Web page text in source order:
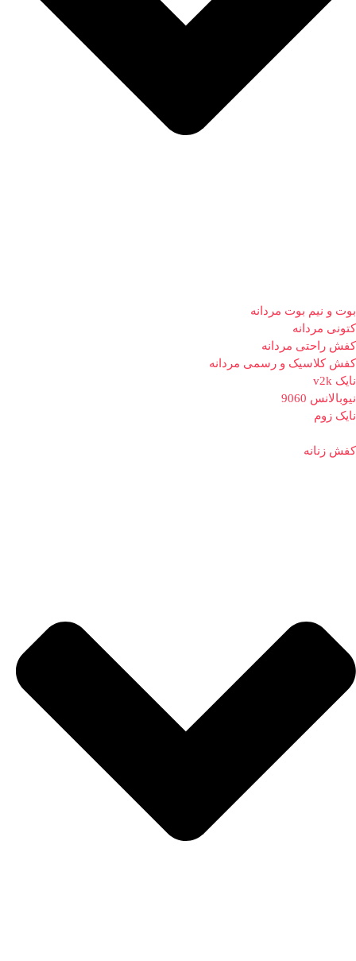
بوت و نیم بوت مردانه
کتونی مردانه
کفش راحتی مردانه
کفش کلاسیک و رسمی مردانه
نایک v2k
نیوبالانس 9060
نایک زوم
کفش زنانه